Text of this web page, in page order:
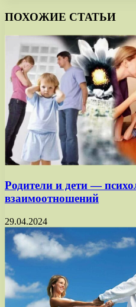
ПОХОЖИЕ СТАТЬИ
Родители и дети —
взаимоотношений
29.04.2024